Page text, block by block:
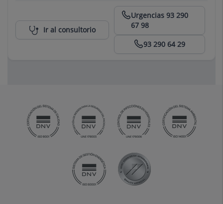
Urgencias 93 290
67 98
93 290 64 29
Ir al consultorio